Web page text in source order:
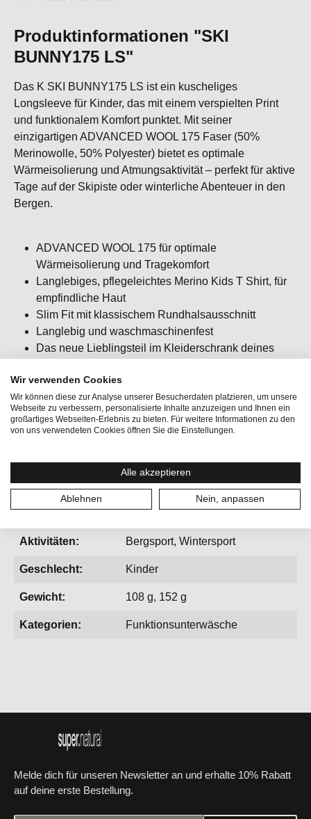
Produktinformationen "SKI
BUNNY175 LS"
Das K SKI BUNNY175 LS ist ein kuscheliges
Longsleeve für Kinder, das mit einem verspielten Print
und funktionalem Komfort punktet. Mit seiner
einzigartigen ADVANCED WOOL 175 Faser (50%
Merinowolle, 50% Polyester) bietet es optimale
Wärmeisolierung und Atmungsaktivität – perfekt für aktive
Tage auf der Skipiste oder winterliche Abenteuer in den
Bergen.
ADVANCED WOOL 175 für optimale
Wärmeisolierung und Tragekomfort
Langlebiges, pflegeleichtes Merino Kids T Shirt, für
empfindliche Haut
Slim Fit mit klassischem Rundhalsausschnitt
Langlebig und waschmaschinenfest
Das neue Lieblingsteil im Kleiderschrank deines
kühlen Wintertagen oder für gemütliche Tage -
ausziehen fällt schwer.
Passform: slim fit / körpernah / figurbetont
Aktionen: SaleWinter
Aktivitäten: Bergsport, Wintersport
Geschlecht: Kinder
Gewicht: 108 g, 152 g
Kategorien: Funktionsunterwäsche
Melde dich für unseren Newsletter an und erhalte 10% Rabatt
auf deine erste Bestellung.
Wir verwenden Cookies
Wir können diese zur Analyse unserer Besucherdaten platzieren, um unsere
Webseite zu verbessern, personalisierte Inhalte anzuzeigen und Ihnen ein
großartiges Webseiten-Erlebnis zu bieten. Für weitere Informationen zu den
von uns verwendeten Cookies öffnen Sie die Einstellungen.
Alle akzeptieren
Ablehnen Nein, anpassen